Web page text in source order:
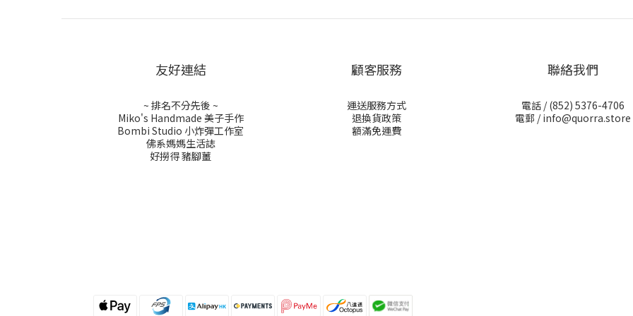
友好連結
~ 排名不分先後 ~
Miko's Handmade 美子手作
Bombi Studio 小炸彈工作室
佛系媽媽生活誌
好撈得 豬腳薑
顧客服務
運送服務方式
退換貨政策
額滿免運費
聯絡我們
電話 /(852) 5376-4706
電郵 /info@quorra.store